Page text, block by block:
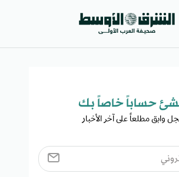
حساباً خاصاً بك​
وابق مطلعاً على آخر الأخبار